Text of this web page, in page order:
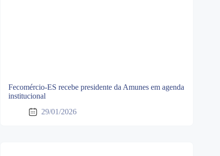
Fecomércio-ES recebe presidente da Amunes em agenda
institucional
29/01/2026